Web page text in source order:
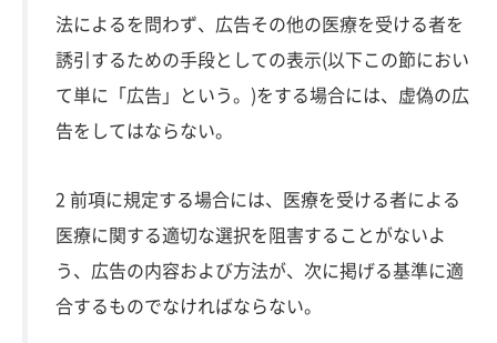
法によるを問わず、広告その他の医療を受ける者を
誘引するための手段としての表示(以下この節におい
て単に「広告」という。)をする場合には、虚偽の広
告をしてはならない。
2 前項に規定する場合には、医療を受ける者による
医療に関する適切な選択を阻害することがないよ
う、広告の内容および方法が、次に掲げる基準に適
合するものでなければならない。